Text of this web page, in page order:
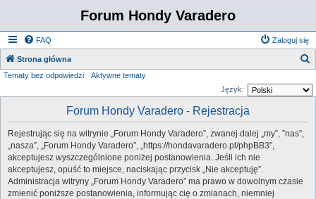
Forum Hondy Varadero
FAQ Zaloguj się
Strona główna
Tematy bez odpowiedzi
Aktywne tematy
Język:
Forum Hondy Varadero - Rejestracja
Rejestrując się na witrynie „Forum Hondy Varadero”, zwanej dalej „my”, ”nas”,
„nasza”, „Forum Hondy Varadero”, „https://hondavaradero.pl/phpBB3”,
akceptujesz wyszczególnione poniżej postanowienia. Jeśli ich nie
akceptujesz, opuść to miejsce, naciskając przycisk „Nie akceptuję”.
Administracja witryny „Forum Hondy Varadero” ma prawo w dowolnym czasie
zmienić poniższe postanowienia, informując cię o zmianach, niemniej